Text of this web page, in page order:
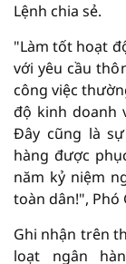
Lệnh chia sẻ.
"Làm tốt hoạt
với yêu cầu
công việc
độ kinh doanh
Đây cũng là
hàng được
năm kỷ niệm
toàn dân!", Phó
Ghi nhận trên
loạt ngân